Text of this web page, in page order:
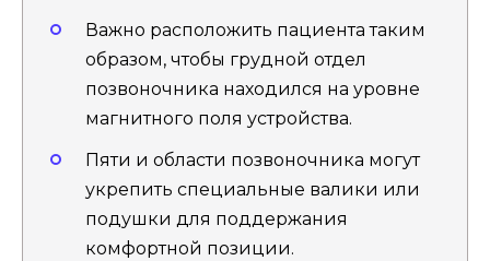
Важно расположить пациента таким
образом, чтобы грудной отдел
позвоночника находился на уровне
магнитного поля устройства.
Пяти и области позвоночника могут
укрепить специальные валики или
подушки для поддержания
комфортной позиции.